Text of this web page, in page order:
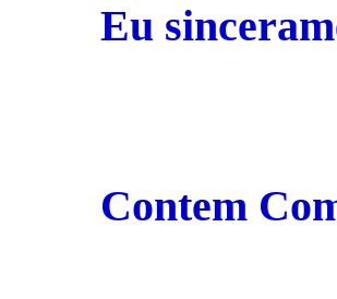
Eu
Contem